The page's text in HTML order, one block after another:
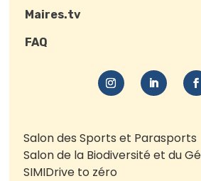
Maires.tv
FAQ
Salon des Sports et Parasports
Salon de la Biodiversité et du
SIMIDrive to zéro